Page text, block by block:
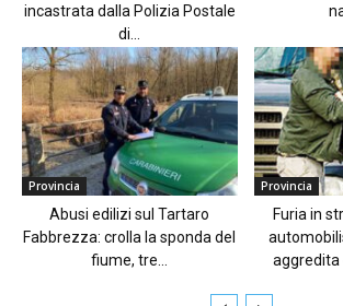
incastrata dalla Polizia Postale
di...
Provincia
Abusi edilizi sul Tartaro
Fabbrezza: crolla la sponda del
fiume, tre...
Provincia
Furia in
aggredita